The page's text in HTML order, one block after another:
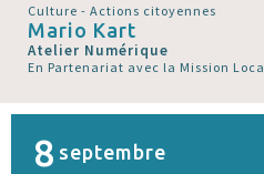
Culture - Actions citoyennes
Mario Kart
Atelier Numérique
En Partenariat avec la Mission
8 septembre